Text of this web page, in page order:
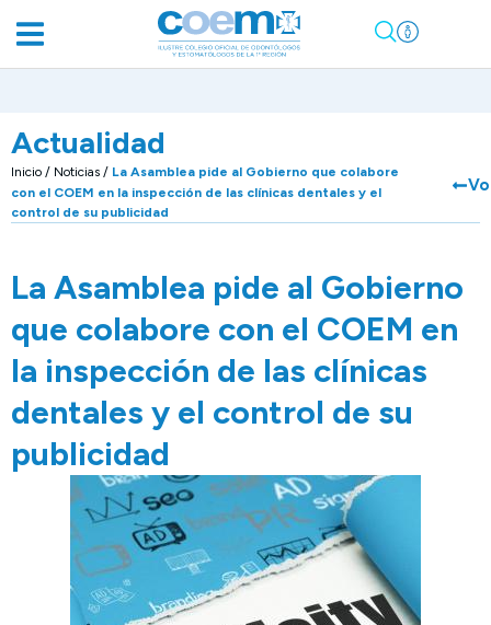
Actualidad
Inicio / Noticias / La Asamblea pide al Gobierno que colabore
con el COEM en la inspección de las clínicas dentales y el
control de su publicidad
La Asamblea pide al Gobierno
que colabore con el COEM en
la inspección de las clínicas
dentales y el control de su
publicidad